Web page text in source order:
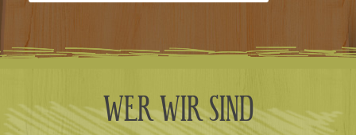
WER WIR SIND